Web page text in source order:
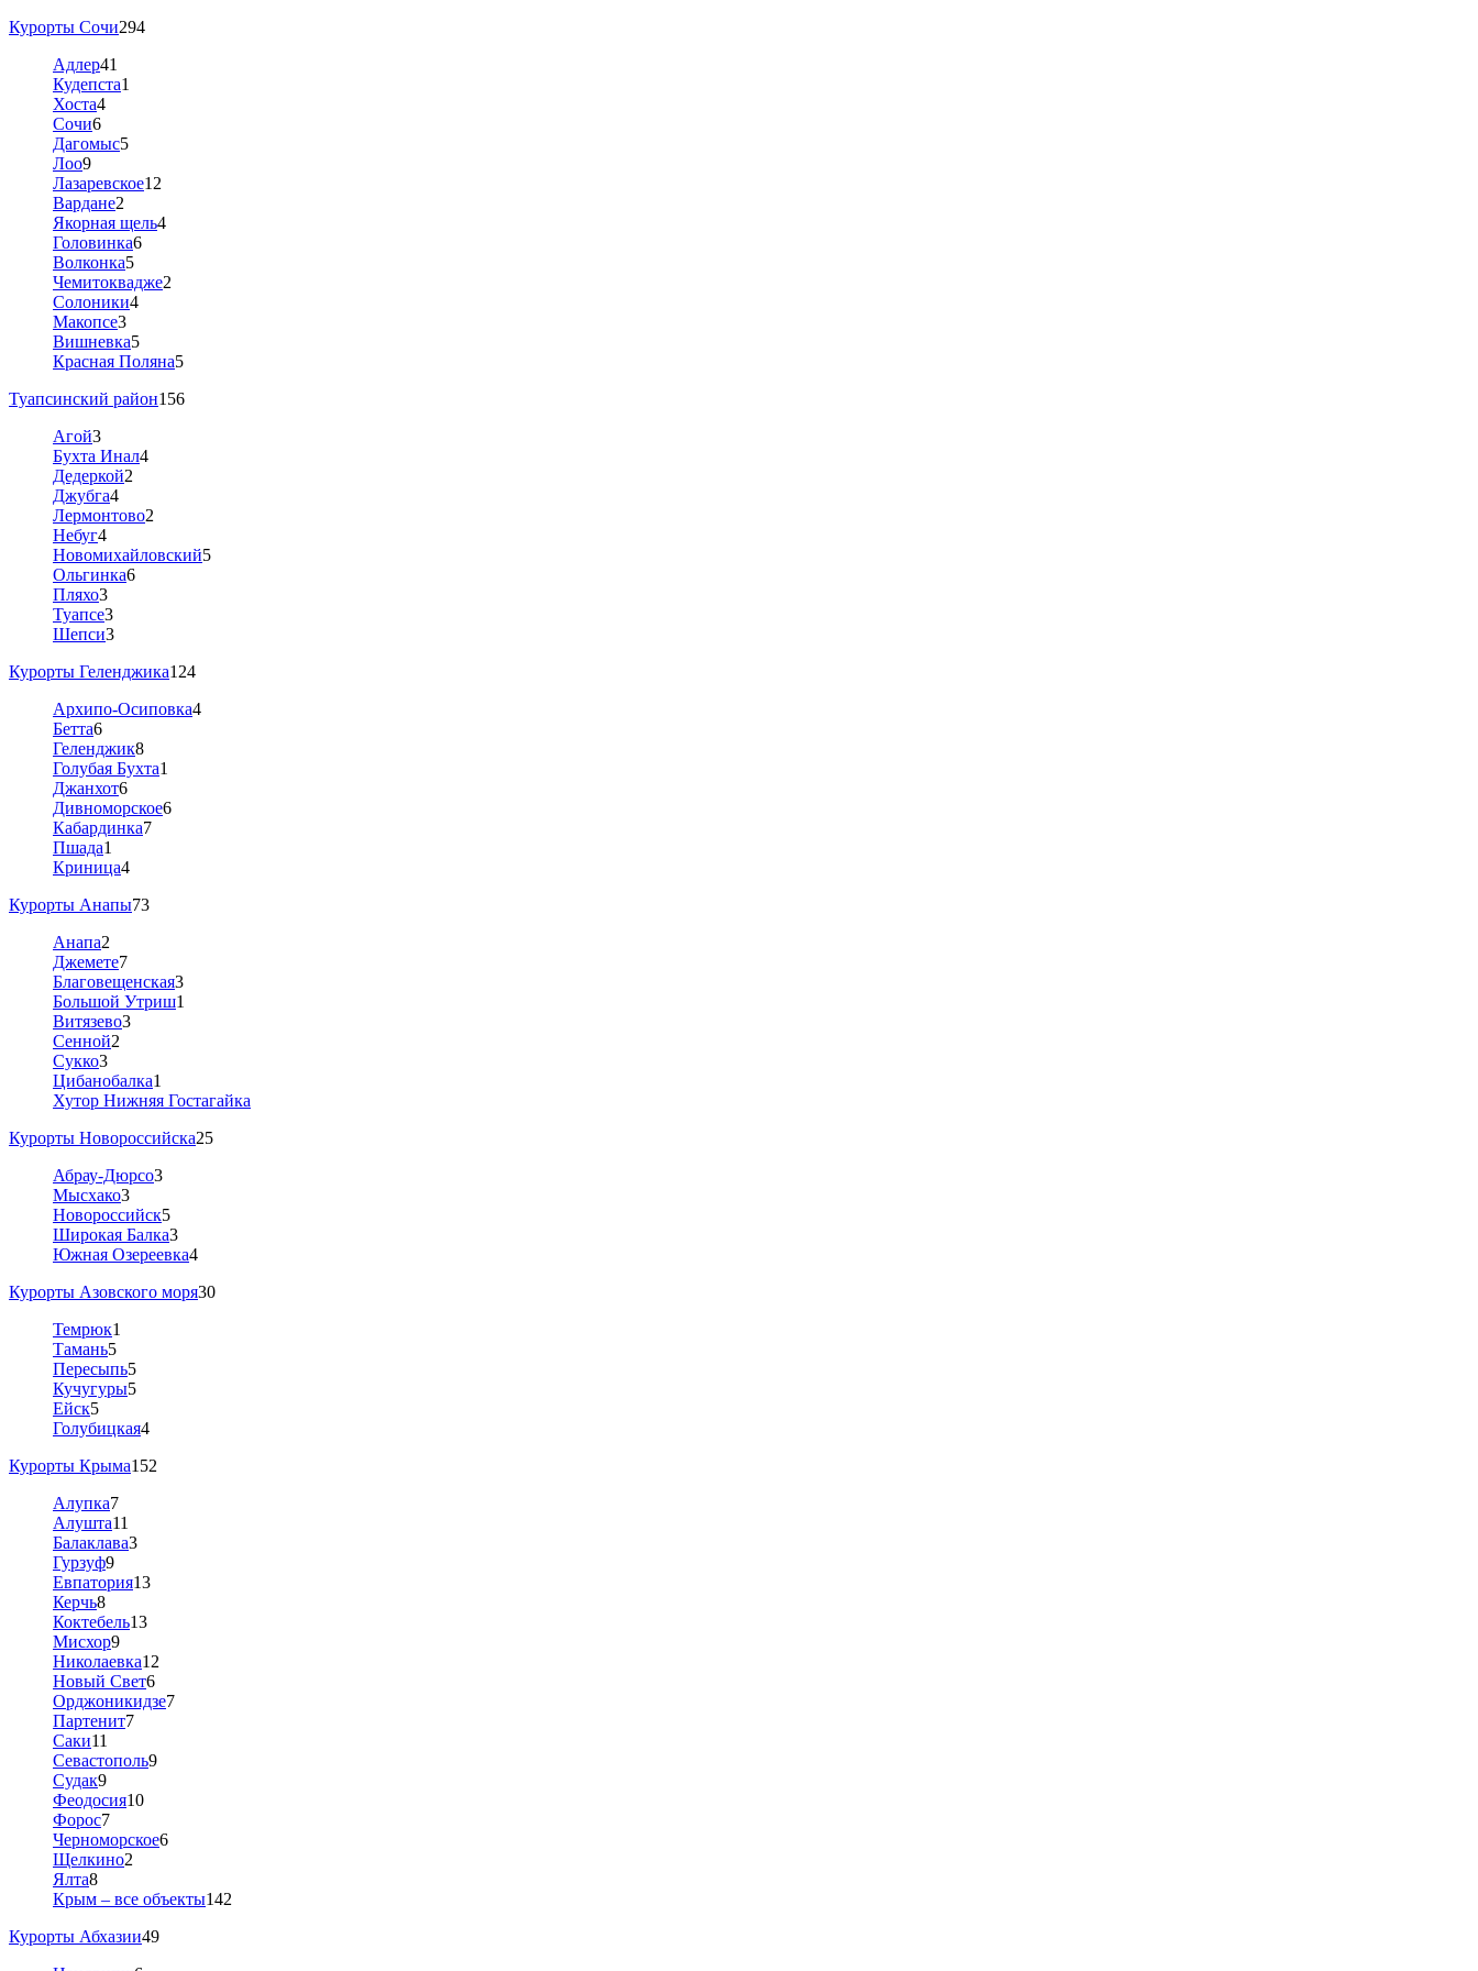
Курорты Сочи294
Адлер41
Кудепста1
Хоста4
Сочи6
Дагомыс5
Лоо9
Лазаревское12
Вардане2
Якорная щель4
Головинка6
Волконка5
Чемитоквадже2
Солоники4
Макопсе3
Вишневка5
Красная Поляна5
Туапсинский район156
Агой3
Бухта Инал4
Дедеркой2
Джубга4
Лермонтово2
Небуг4
Новомихайловский5
Ольгинка6
Пляхо3
Туапсе3
Шепси3
Курорты Геленджика124
Архипо-Осиповка4
Бетта6
Геленджик8
Голубая Бухта1
Джанхот6
Дивноморское6
Кабардинка7
Пшада1
Криница4
Курорты Анапы73
Анапа2
Джемете7
Благовещенская3
Большой Утриш1
Витязево3
Сенной2
Сукко3
Цибанобалка1
Хутор Нижняя Гостагайка
Курорты Новороссийска25
Абрау-Дюрсо3
Мысхако3
Новороссийск5
Широкая Балка3
Южная Озереевка4
Курорты Азовского моря30
Темрюк1
Тамань5
Пересыпь5
Кучугуры5
Ейск5
Голубицкая4
Курорты Крыма152
Алупка7
Алушта11
Балаклава3
Гурзуф9
Евпатория13
Керчь8
Коктебель13
Мисхор9
Николаевка12
Новый Свет6
Орджоникидзе7
Партенит7
Саки11
Севастополь9
Судак9
Феодосия10
Форос7
Черноморское6
Щелкино2
Ялта8
Крым – все объекты142
Курорты Абхазии49